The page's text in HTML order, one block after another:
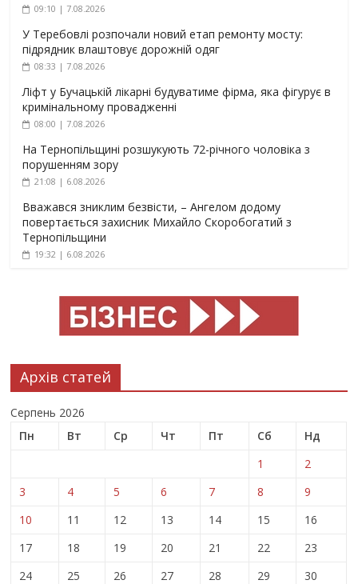
09:10 | 7.08.2026
У Теребовлі розпочали новий етап ремонту мосту:
підрядник влаштовує дорожній одяг
08:33 | 7.08.2026
Ліфт у Бучацькій лікарні будуватиме фірма, яка фігурує в
кримінальному провадженні
08:00 | 7.08.2026
На Тернопільщині розшукують 72-річного чоловіка з
порушенням зору
21:08 | 6.08.2026
Вважався зниклим безвісти, – Ангелом додому
повертається захисник Михайло Скоробогатий з
Тернопільщини
19:32 | 6.08.2026
Архів статей
Серпень 2026
Пн
Вт Ср Чт Пт Сб
Нд
1
2
3
4 5 6 7 8
9
10
11 12 13 14 15
16
17
18 19 20 21 22
23
24
25 26 27 28 29
30